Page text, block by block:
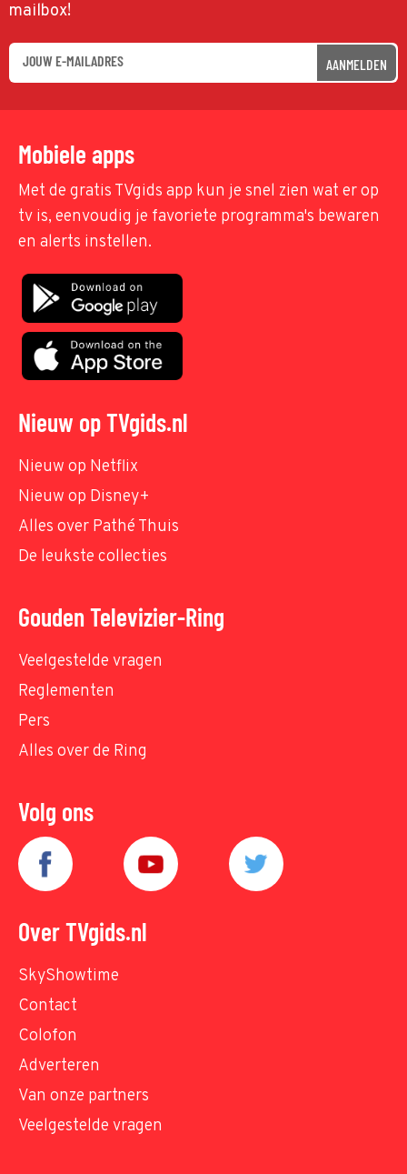
mailbox!
AANMELDEN
Mobiele apps
Met de gratis TVgids app kun je snel zien wat er op
tv is, eenvoudig je favoriete programma's bewaren
en alerts instellen.
Nieuw op TVgids.nl
Nieuw op Netflix
Nieuw op Disney+
Alles over Pathé Thuis
De leukste collecties
Gouden Televizier-Ring
Veelgestelde vragen
Reglementen
Pers
Alles over de Ring
Volg ons
Over TVgids.nl
SkyShowtime
Contact
Colofon
Adverteren
Van onze partners
Veelgestelde vragen